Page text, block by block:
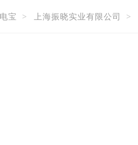
宝 > 上海振晓实业有限公司 >